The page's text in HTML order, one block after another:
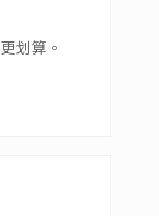
划算。